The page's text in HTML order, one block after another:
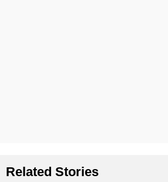
Related Stories